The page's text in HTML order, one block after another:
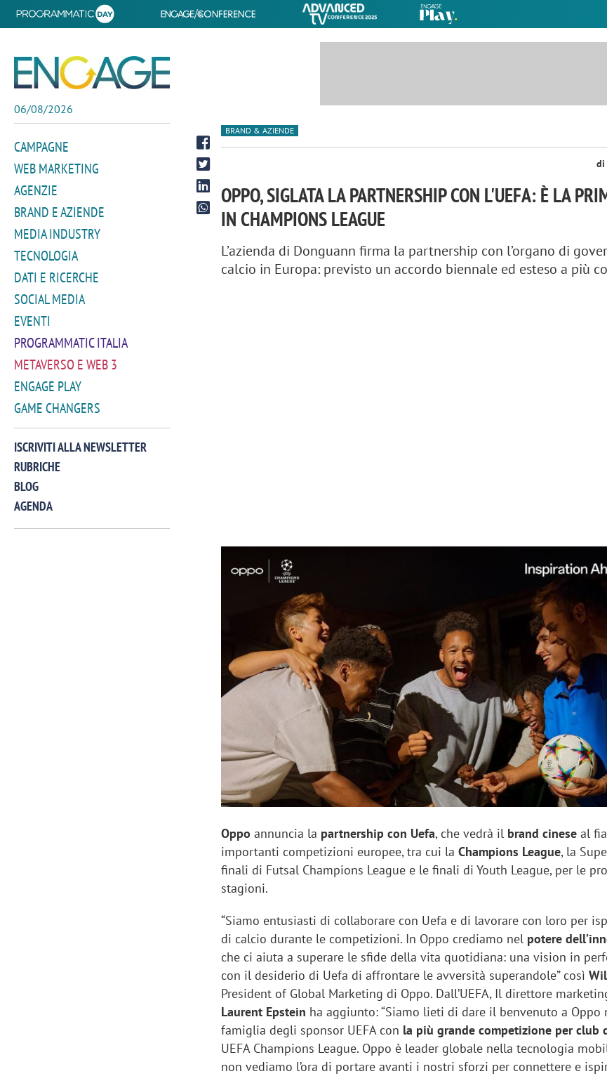
06/08/2026
CAMPAGNE
WEB MARKETING
AGENZIE
BRAND E AZIENDE
MEDIA INDUSTRY
TECNOLOGIA
DATI E RICERCHE
SOCIAL MEDIA
EVENTI
PROGRAMMATIC ITALIA
METAVERSO E WEB 3
ENGAGE PLAY
GAME CHANGERS
ISCRIVITI ALLA NEWSLETTER
RUBRICHE
BLOG
AGENDA
BRAND & AZIENDE
di
OPPO, SIGLATA LA PARTNERSHIP CON L'UEFA: È LA
IN CHAMPIONS LEAGUE
L’azienda di Donguann firma la partnership con l’organo di
calcio in Europa: previsto un accordo biennale ed esteso a più
Oppo annuncia la partnership con Uefa, che vedrà il brand cinese al
importanti competizioni europee, tra cui laChampions League, la
finali di Futsal Champions League e le finali di Youth League, per le
stagioni.
“Siamo entusiasti di collaborare con Uefa e di lavorare con loro per
di calcio durante le competizioni. In Oppo crediamo nel potere
che ci aiuta a superare le sfide della vita quotidiana: una vision in
con il desiderio di Uefa di affrontare le avversità superandole” così
President of Global Marketing di Oppo. Dall’UEFA, Il direttore
Laurent Epstein ha aggiunto: “Siamo lieti di dare il benvenuto a Oppo
famiglia degli sponsor UEFA con la più grande competizione per club
UEFA Champions League. Oppo è leader globale nella tecnologia
non vediamo l’ora di portare avanti i nostri sforzi per connettere e
Perez, Samsung Ads: «L'Italia è un
mercato strategico e continuerà a
crescere»
Networking agli
startup Kicè punta a
"spreco di relazioni"